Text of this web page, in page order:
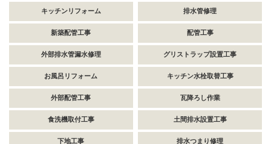
キッチンリフォーム 排水管修理
新築配管工事 配管工事
外部排水管漏水修理 グリストラップ設置工事
お風呂リフォーム キッチン水栓取替工事
外部配管工事 瓦降ろし作業
食洗機取付工事 土間排水設置工事
下地工事 排水つまり修理